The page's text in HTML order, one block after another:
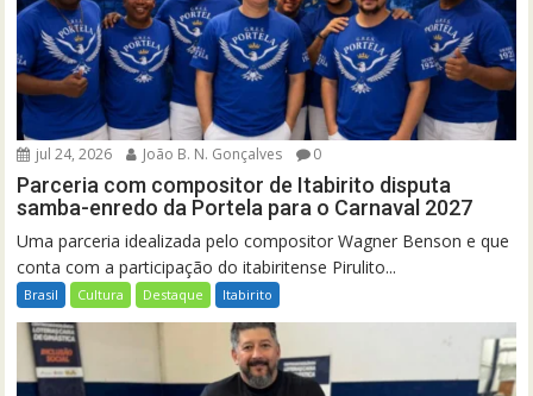
jul 24, 2026 João B. N. Gonçalves 0
Parceria com compositor de Itabirito disputa
samba-enredo da Portela para o Carnaval 2027
Uma parceria idealizada pelo compositor Wagner Benson e que
conta com a participação do itabiritense Pirulito...
Brasil Cultura Destaque Itabirito